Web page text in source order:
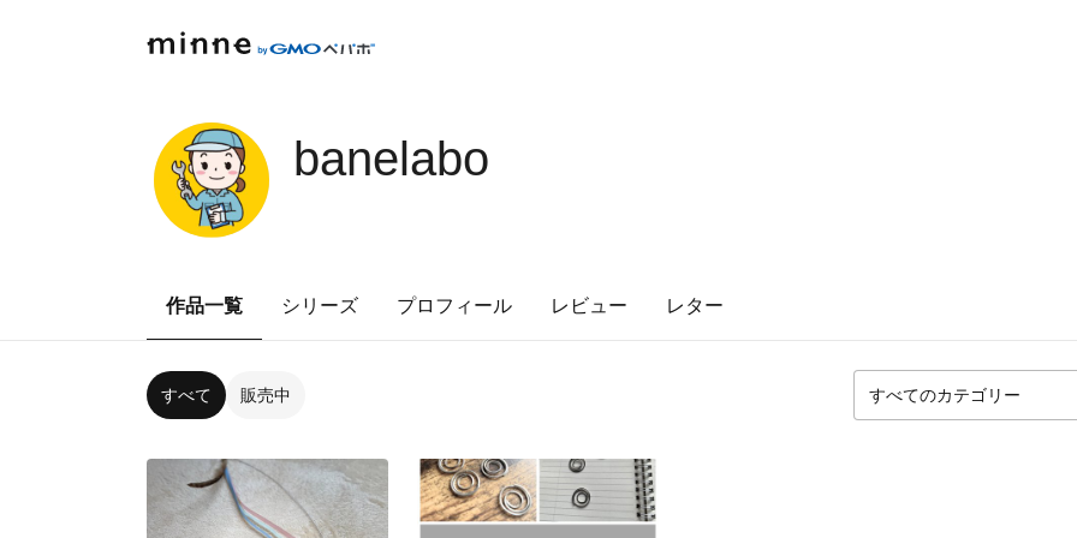
banelabo
作品一覧 シリーズ プロフィール レビュー レター
すべて 販売中